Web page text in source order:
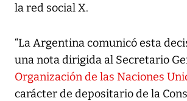
la red social X.
“La Argentina comunicó esta
una nota dirigida al Secretario
Organización de las Naciones
carácter de depositario de la